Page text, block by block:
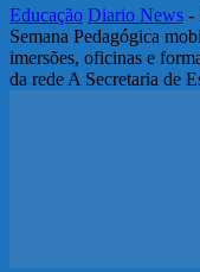
Educação Diario News -
Semana Pedagógica
imersões, oficinas e
da rede A Secretaria de